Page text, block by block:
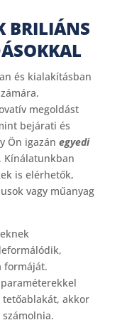
BRILIÁNS
és kialakításban
megoldást
bejárati és
Ön igazán egyedi
is elérhetők,
vagy műanyag
formáját.
akkor